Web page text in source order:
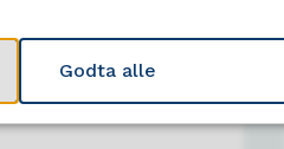
Godta alle